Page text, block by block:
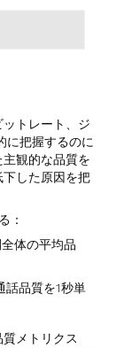
トレート、ジ
に把握するのに
観的な品質を
した原因を把
：
体の平均品
話品質を1秒単
メトリクス